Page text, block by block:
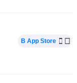
В App Store